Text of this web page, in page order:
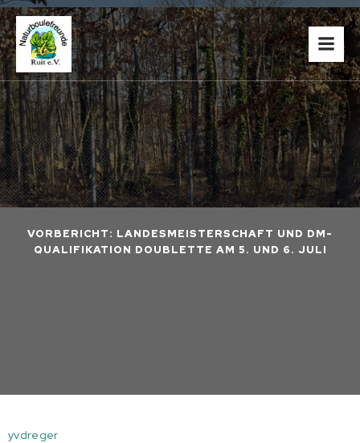
VORBERICHT: LANDESMEISTERSCHAFT UND DM-
QUALIFIKATION DOUBLETTE AM 5. UND 6. JULI
yvdreger